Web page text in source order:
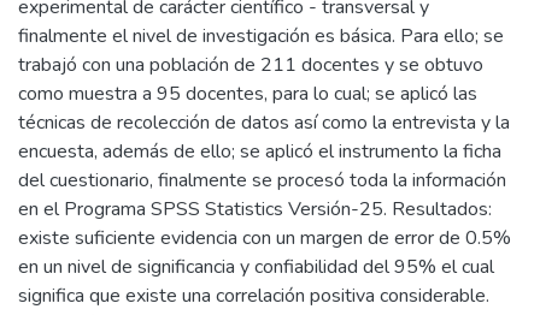
experimental de carácter científico - transversal y
finalmente el nivel de investigación es básica. Para ello; se
trabajó con una población de 211 docentes y se obtuvo
como muestra a 95 docentes, para lo cual; se aplicó las
técnicas de recolección de datos así como la entrevista y la
encuesta, además de ello; se aplicó el instrumento la ficha
del cuestionario, finalmente se procesó toda la información
en el Programa SPSS Statistics Versión-25. Resultados:
existe suficiente evidencia con un margen de error de 0.5%
en un nivel de significancia y confiabilidad del 95% el cual
significa que existe una correlación positiva considerable.